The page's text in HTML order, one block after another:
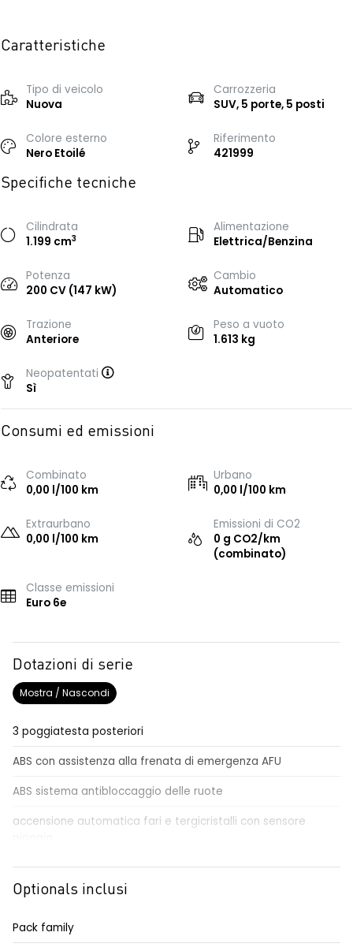
Caratteristiche
Tipo di veicolo
Nuova
Carrozzeria
SUV, 5 porte, 5 posti
Colore esterno
Nero Etoilé
Riferimento
421999
Specifiche tecniche
Cilindrata
1.199 cm3
Alimentazione
Elettrica/Benzina
Potenza
200 CV (147 kW)
Cambio
Automatico
Trazione
Anteriore
Peso a vuoto
1.613 kg
Neopatentati
Sì
Consumi ed emissioni
Combinato
0,00 l/100 km
Urbano
0,00 l/100 km
Extraurbano
0,00 l/100 km
Emissioni di CO2
0 g CO2/km
(combinato)
Classe emissioni
Euro 6e
Dotazioni di serie
Mostra / Nascondi
3 poggiatesta posteriori
ABS con assistenza alla frenata di emergenza AFU
ABS sistema antibloccaggio delle ruote
accensione automatica fari e tergicristalli con sensore
Aggiornamento del sistema, incluso per 5 anni
airbag centrale, airbag laterali e a tendina anteriori e
airbag frontale conducente e passeggero disattivabile
Optionals inclusi
Pack family